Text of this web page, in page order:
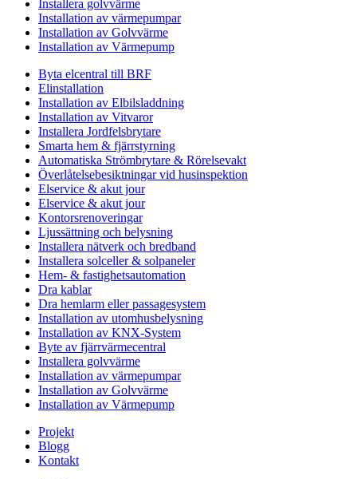
Installera golvvärme
Installation av värmepumpar
Installation av Golvvärme
Installation av Värmepump
Byta elcentral till BRF
Elinstallation
Installation av Elbilsladdning
Installation av Vitvaror
Installera Jordfelsbrytare
Smarta hem & fjärrstyrning
Automatiska Strömbrytare & Rörelsevakt
Överlåtelsebesiktningar vid husinspektion
Elservice & akut jour
Elservice & akut jour
Kontorsrenoveringar
Ljussättning och belysning
Installera nätverk och bredband
Installera solceller & solpaneler
Hem- & fastighetsautomation
Dra kablar
Dra hemlarm eller passagesystem
Installation av utomhusbelysning
Installation av KNX-System
Byte av fjärrvärmecentral
Installera golvvärme
Installation av värmepumpar
Installation av Golvvärme
Installation av Värmepump
Projekt
Blogg
Kontakt